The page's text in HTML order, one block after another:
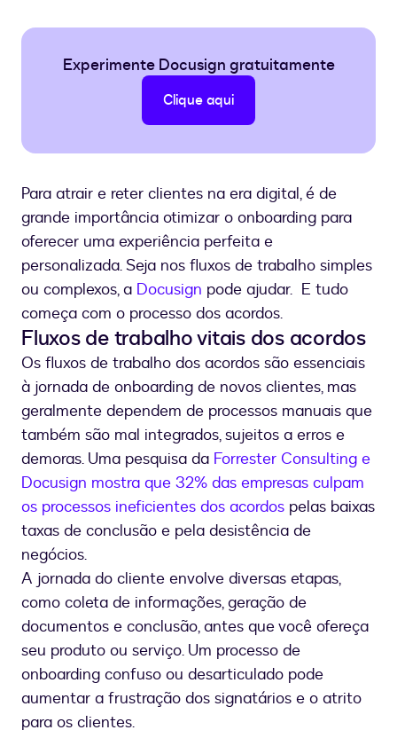
Experimente Docusign gratuitamente
Clique aqui
Para atrair e reter clientes na era digital, é de
grande importância otimizar o onboarding para
oferecer uma experiência perfeita e
personalizada. Seja nos fluxos de trabalho simples
ou complexos, a Docusign pode ajudar. E tudo
começa com o processo dos acordos.
Fluxos de trabalho vitais dos acordos
Os fluxos de trabalho dos acordos são essenciais
à jornada de onboarding de novos clientes, mas
geralmente dependem de processos manuais que
também são mal integrados, sujeitos a erros e
demoras. Uma pesquisa da Forrester Consulting e
Docusign mostra que 32% das empresas culpam
os processos ineficientes dos acordos pelas baixas
taxas de conclusão e pela desistência de
negócios.
A jornada do cliente envolve diversas etapas,
como coleta de informações, geração de
documentos e conclusão, antes que você ofereça
seu produto ou serviço. Um processo de
onboarding confuso ou desarticulado pode
aumentar a frustração dos signatários e o atrito
para os clientes.